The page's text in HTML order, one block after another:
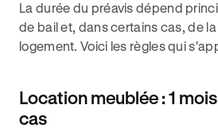
La durée du préavis dépend
de bail et, dans certains cas, de
logement. Voici les règles qui
Location meublée : 1
cas